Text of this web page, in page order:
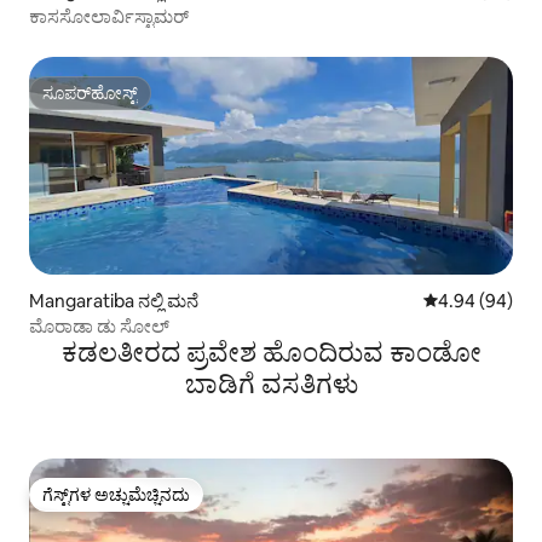
ಕಾಸಸೋಲಾರ್ವಿಸ್ಟಾಮರ್
ಸೂಪರ್‌ಹೋಸ್ಟ್
ಸೂಪರ್‌ಹೋಸ್ಟ್
Mangaratiba ನಲ್ಲಿ ಮನೆ 5 ರಲ್ಲಿ 4.94
4.94 (94)
ಮೊರಾಡಾ ಡು ಸೋಲ್
ಕಡಲತೀರದ ಪ್ರವೇಶ ಹೊಂದಿರುವ ಕಾಂಡೋ
ಬಾಡಿಗೆ ವಸತಿಗಳು
ಗೆಸ್ಟ್‌ಗಳ ಅಚ್ಚುಮೆಚ್ಚಿನದು
ಗೆಸ್ಟ್‌ಗಳ ಅಚ್ಚುಮೆಚ್ಚಿನದು